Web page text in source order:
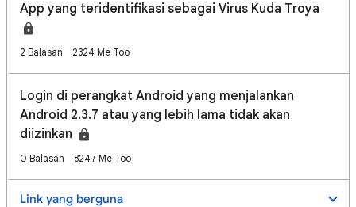
App yang teridentifikasi sebagai Virus Kuda Troya
2 Balasan 2324 Me Too
Login di perangkat Android yang menjalankan
Android 2.3.7 atau yang lebih lama tidak akan
diizinkan
0 Balasan 8247 Me Too
Link yang berguna